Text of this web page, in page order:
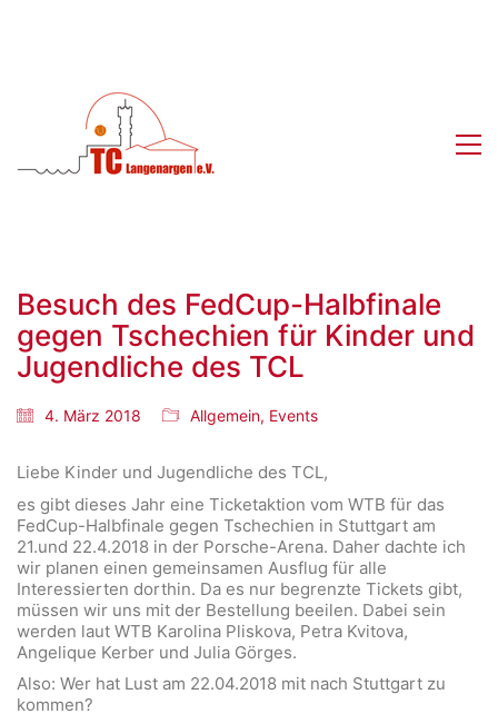
Besuch des FedCup-Halbfinale
gegen Tschechien für Kinder und
Jugendliche des TCL
4. März 2018 Allgemein, Events
Liebe Kinder und Jugendliche des TCL,
es gibt dieses Jahr eine Ticketaktion vom WTB für das
FedCup-Halbfinale gegen Tschechien in Stuttgart am
21.und 22.4.2018 in der Porsche-Arena. Daher dachte ich
wir planen einen gemeinsamen Ausflug für alle
Interessierten dorthin. Da es nur begrenzte Tickets gibt,
müssen wir uns mit der Bestellung beeilen. Dabei sein
werden laut WTB Karolina Pliskova, Petra Kvitova,
Angelique Kerber und Julia Görges.
Also: Wer hat Lust am 22.04.2018 mit nach Stuttgart zu
kommen?